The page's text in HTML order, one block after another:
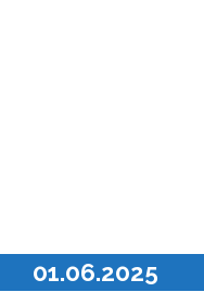
01.06.2025